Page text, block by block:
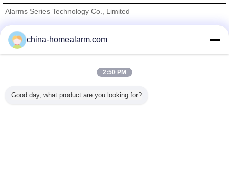
Alarms Series Technology Co., Limited
Trust Seal
Verified Suplier
Todos os Produtos
china-homealarm.com
2:50 PM
Good day, what product are you looking for?